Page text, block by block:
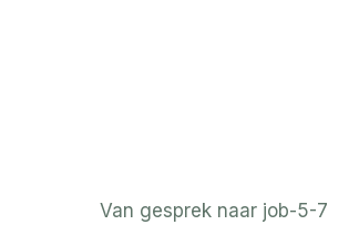
Van gesprek naar job-5-7